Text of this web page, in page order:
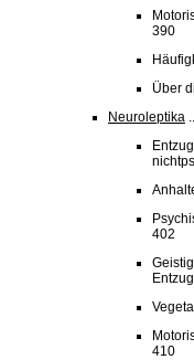
390
Über
Neuroleptika
402
410